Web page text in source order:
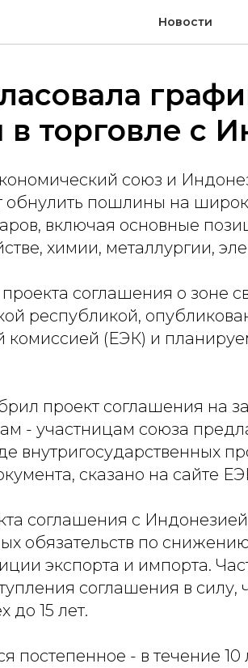
Новости
торговле с
союз и
обнулить пошлины на
включая основные
химии, металлургии,
проекта соглашения о зоне
республикой,
комиссией (ЕЭК) и
проект соглашения на
- участницам союза
внутригосударственных
сказано на сайте
соглашения с
обязательств по
экспорта и импорта.
соглашения в силу,
до 15 лет.
постепенное - в течение